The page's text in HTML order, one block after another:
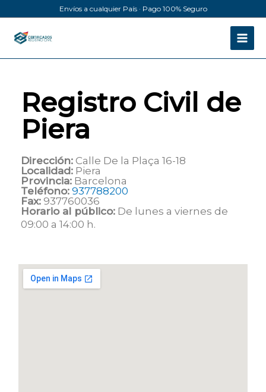
al
contenido
Envíos a cualquier País · Pago 100% Seguro
Registro Civil de
Piera
Dirección: Calle De la Plaça 16-18
Localidad: Piera
Provincia: Barcelona
Teléfono: 937788200
Fax: 937760036
Horario al público: De lunes a viernes de
09:00 a 14:00 h.